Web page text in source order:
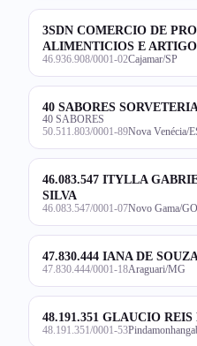
3SDN COMERCIO DE
ALIMENTICIOS E
46.936.908/0001-02Cajamar/SP
40 SABORES
40 SABORES
50.511.803/0001-89Nova Venécia/
46.083.547 ITYLLA
SILVA
46.083.547/0001-07Novo Gama/GO
47.830.444 IANA DE
47.830.444/0001-18Araguari/MG
48.191.351 GLAUCIO REIS
48.191.351/0001-53